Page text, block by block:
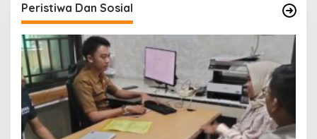
Peristiwa Dan Sosial